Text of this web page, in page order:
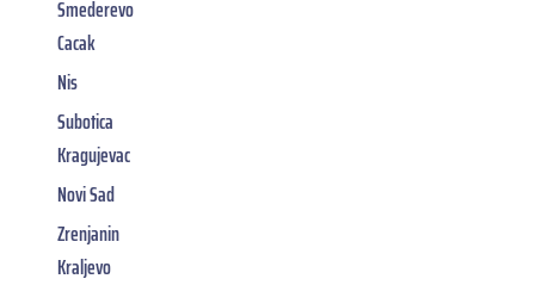
Smederevo
Cacak
Nis
Subotica
Kragujevac
Novi Sad
Zrenjanin
Kraljevo